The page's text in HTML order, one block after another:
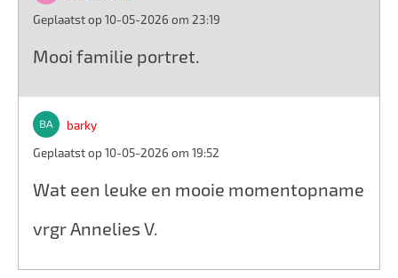
Geplaatst op 10-05-2026 om 23:19
Mooi familie portret.
barky
Geplaatst op 10-05-2026 om 19:52
Wat een leuke en mooie momentopname
vrgr Annelies V.